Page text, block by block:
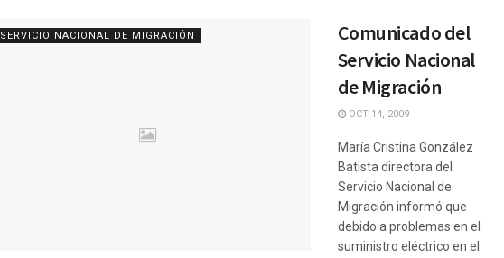
SERVICIO NACIONAL DE MIGRACIÓN
Comunicado del
Servicio Nacional
de Migración
OCT 14, 2009
María Cristina González
Batista directora del
Servicio Nacional de
Migración informó que
debido a problemas en el
suministro eléctrico en el